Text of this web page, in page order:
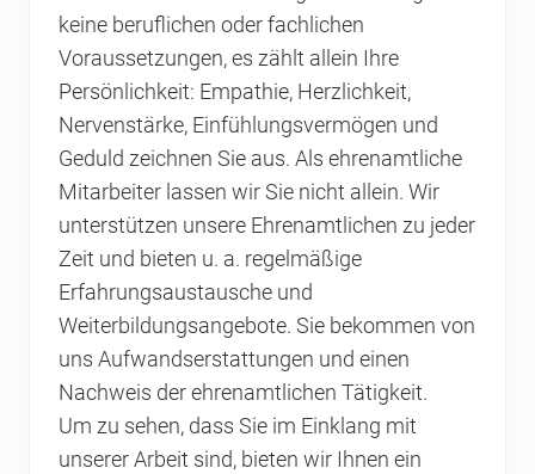
keine beruflichen oder fachlichen
Voraussetzungen, es zählt allein Ihre
Persönlichkeit: Empathie, Herzlichkeit,
Nervenstärke, Einfühlungsvermögen und
Geduld zeichnen Sie aus. Als ehrenamtliche
Mitarbeiter lassen wir Sie nicht allein. Wir
unterstützen unsere Ehrenamtlichen zu jeder
Zeit und bieten u. a. regelmäßige
Erfahrungsaustausche und
Weiterbildungsangebote. Sie bekommen von
uns Aufwandserstattungen und einen
Nachweis der ehrenamtlichen Tätigkeit.
Um zu sehen, dass Sie im Einklang mit
unserer Arbeit sind, bieten wir Ihnen ein